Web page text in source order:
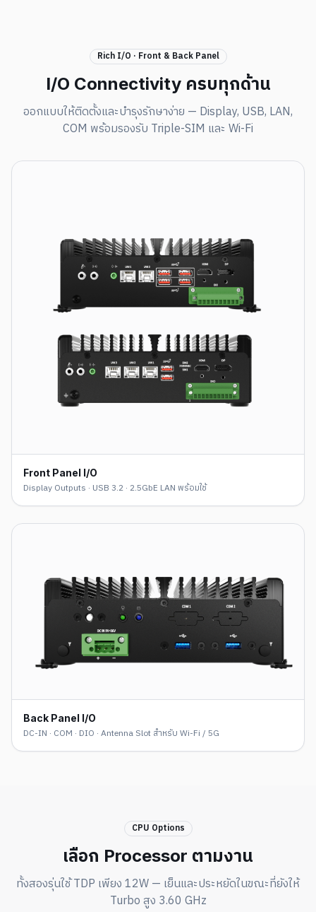
Rich I/O · Front & Back Panel
I/O Connectivity ครบทุกด้าน
ออกแบบให้ติดตั้งและบำรุงรักษาง่าย — Display, USB, LAN,
COM พร้อมรองรับ Triple-SIM และ Wi-Fi
Front Panel I/O
Display Outputs · USB 3.2 · 2.5GbE LAN พร้อมใช้
Back Panel I/O
DC-IN · COM · DIO · Antenna Slot สำหรับ Wi-Fi / 5G
CPU Options
เลือก Processor ตามงาน
ทั้งสองรุ่นใช้ TDP เพียง 12W — เย็นและประหยัดในขณะที่ยังให้
Turbo สูง 3.60 GHz